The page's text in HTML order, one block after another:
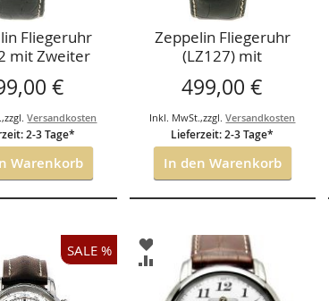
Fliegeruhr
mit Zweiter
und
100Jahre
€
,zzgl.Versandkosten
2-3 Tage*
Warenkorb
Zeppelin Fliegeruhr
(LZ127) mit
Grossdatum (Ref. 7652-
2)
499,00 €
Inkl. MwSt.,zzgl.Versandkosten
Lieferzeit: 2-3 Tage*
In den Warenkorb
SALE %
ZUR
WUNSCHLISTE
HINZUFÜGEN
ZUR
VERGLEICHSLISTE
HINZUFÜGEN